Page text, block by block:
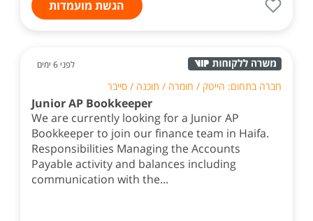
הגשת מועמדות
לפני 6 ימים
חברה בתחום: הייטק / חומרה / תוכנה / סייבר
Junior AP Bookkeeper
We are currently looking for a Junior AP
Bookkeeper to join our finance team in Haifa.
Responsibilities Managing the Accounts
Payable activity and balances including
communication with the...